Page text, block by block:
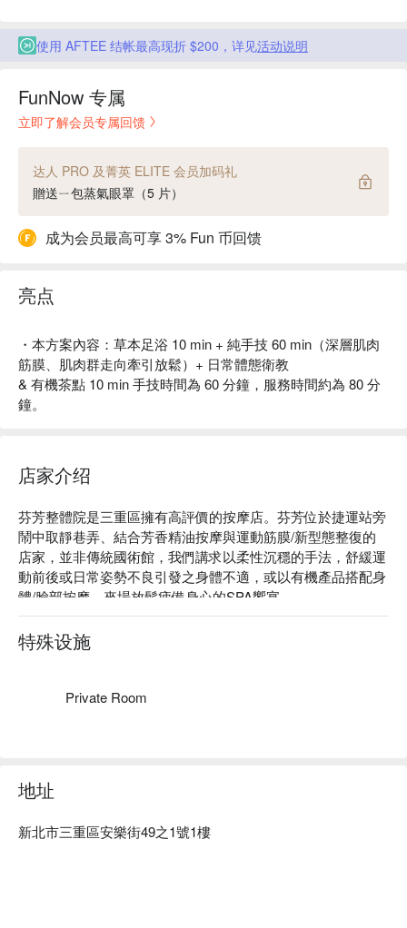
使用 AFTEE 结帐最高现折 $200，详见活动说明
FunNow 专属
立即了解会员专属回馈
达人 PRO 及菁英 ELITE 会员加码礼
贈送ㄧ包蒸氣眼罩（5 片）
成为会员最高可享 3% Fun 币回馈
亮点
・本方案內容：草本足浴 10 min + 純手技 60 min（深層肌肉
筋膜、肌肉群走向牽引放鬆）+ 日常體態衛教
& 有機茶點 10 min 手技時間為 60 分鐘，服務時間約為 80 分
鐘。
店家介绍
芬芳整體院是三重區擁有高評價的按摩店。芬芳位於捷運站旁
鬧中取靜巷弄、結合芳香精油按摩與運動筋膜/新型態整復的
店家，並非傳統國術館，我們講求以柔性沉穩的手法，舒緩運
動前後或日常姿勢不良引發之身體不適，或以有機產品搭配身
體/臉部按摩，來場放鬆疲備身心的SPA饗宴。
芬芳整體院課程中皆使用德，法原裝進口商品！
芬芳整體院 評價：Google 5 星、FunNow 5 星好評
芬芳整體院 預約、價格、優惠立刻查看⬇︎
特殊设施
Private Room
地址
新北市三重區安樂街49之1號1樓